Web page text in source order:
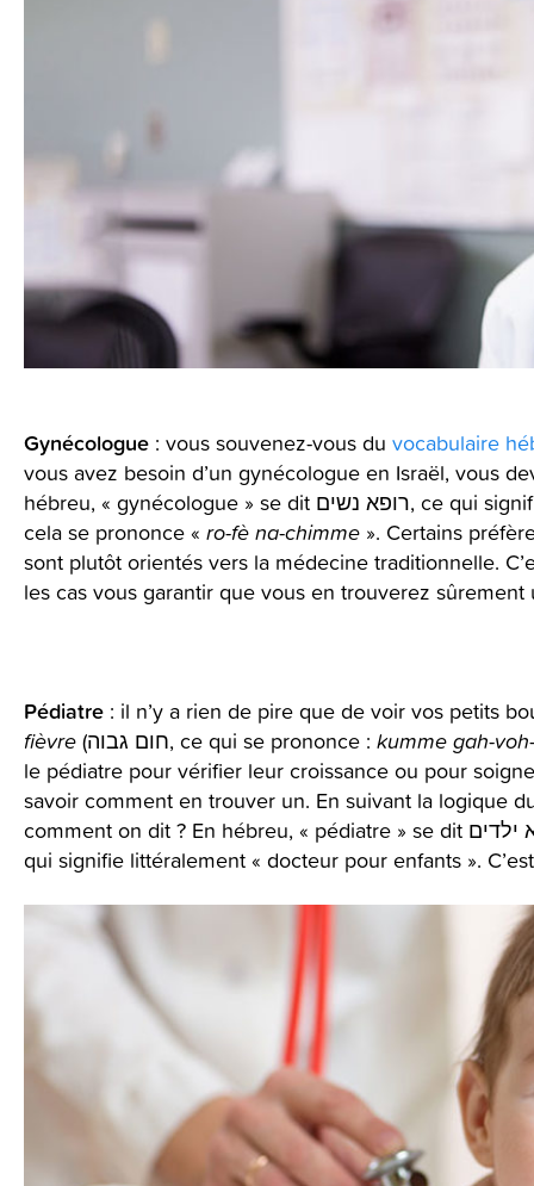
Gynécologue : vous souvenez-vous du vocabulaire
vous avez besoin d’un gynécologue en Israël, vous
hébreu, « gynécologue » se dit רופא נשים, ce qui signifie littéralement « docteur pour femmes », et
cela se prononce « ro-fè na-chimme ». Certains
sont plutôt orientés vers la médecine traditionnelle.
les cas vous garantir que vous en trouverez
Pédiatre : il n’y a rien de pire que de voir vos petits
fièvre
(חום גבוה, ce qui se prononce : kumme gah-
le pédiatre pour vérifier leur croissance ou pour
savoir comment en trouver un. En suivant la logique
qui signifie littéralement « docteur pour enfants ».